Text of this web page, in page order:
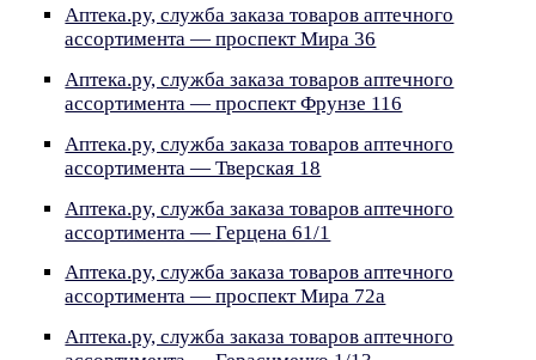
Аптека.ру, служба заказа товаров аптечного
ассортимента — проспект Мира 36
Аптека.ру, служба заказа товаров аптечного
ассортимента — проспект Фрунзе 116
Аптека.ру, служба заказа товаров аптечного
ассортимента — Тверская 18
Аптека.ру, служба заказа товаров аптечного
ассортимента — Герцена 61/1
Аптека.ру, служба заказа товаров аптечного
ассортимента — проспект Мира 72а
Аптека.ру, служба заказа товаров аптечного